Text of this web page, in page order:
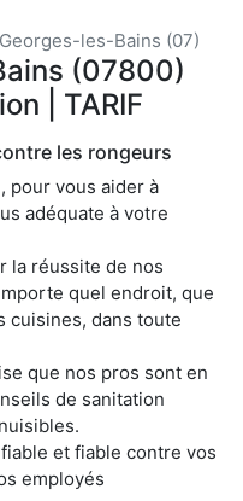
les-Bains (07)
(07800)
| TARIF
les rongeurs
pour vous aider à
adéquate à votre
la réussite de nos
quel endroit, que
cuisines, dans toute
que nos pros sont en
de sanitation
et fiable contre vos
employés